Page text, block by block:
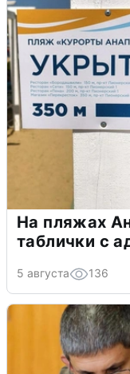
На пляжах
таблички с
5 августа 136